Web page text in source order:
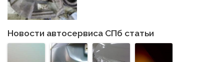
Новости автосервиса СПб статьи